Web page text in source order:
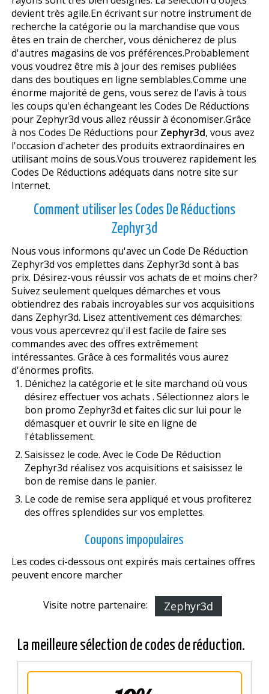
devient très agile.En écrivant sur notre instrument de
recherche la catégorie ou la marchandise que vous
êtes en train de chercher, vous dénicherez de plus
d'autres magasins de vos préférences.Probablement
vous voudrez être mis à jour des remises publiées
dans des boutiques en ligne semblables.Comme une
énorme majorité de gens, vous serez de l'avis à tous
les coups qu'en échangeant les Codes De Réductions
pour Zephyr3d vous allez réussir à économiser.Grâce
à nos Codes De Réductions pour Zephyr3d, vous avez
l'occasion d'acheter des produits extraordinaires en
utilisant moins de sous.Vous trouverez rapidement les
Codes De Réductions adéquats dans notre site sur
Internet.
Comment utiliser les Codes De Réductions
Zephyr3d
Nous vous informons qu'avec un Code De Réduction
Zephyr3d vos emplettes dans Zephyr3d sont à bas
prix. Désirez-vous réussir vos achats de et moins cher?
Suivez seulement quelques démarches et vous
obtiendrez des rabais incroyables sur vos acquisitions
dans Zephyr3d. Lisez attentivement ces démarches:
vous vous apercevrez qu'il est facile de faire ses
commandes avec des offres extrêmement
intéressantes. Grâce à ces formalités vous aurez
d'énormes profits.
Dénichez la catégorie et le site marchand où vous
désirez effectuer vos achats . Sélectionnez alors le
bon promo Zephyr3d et faites clic sur lui pour le
démasquer et ouvrir le site en ligne de
l'établissement.
Saisissez le code. Avec le Code De Réduction
Zephyr3d réalisez vos acquisitions et saisissez le
bon de remise dans le panier.
Le code de remise sera appliqué et vous profiterez
des offres splendides sur vos emplettes.
Coupons impopulaires
Les codes ci-dessous ont expirés mais certaines offres
peuvent encore marcher
Visite notre partenaire: Zephyr3d
La meilleure sélection de codes de réduction.